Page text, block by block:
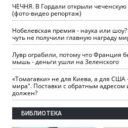
ЧЕЧНЯ. В Гордали открыли
(фото-видео репортаж)
Нобелевская премия - наука или
чуть не получили главную награду
Лувр ограбили, потому что Франция
мышь - деньги ушли на Зеленского
«Томагавки» не для Киева, а для США
мира". Поставки с обратным адресом
должен?
БИБЛИОТЕКА